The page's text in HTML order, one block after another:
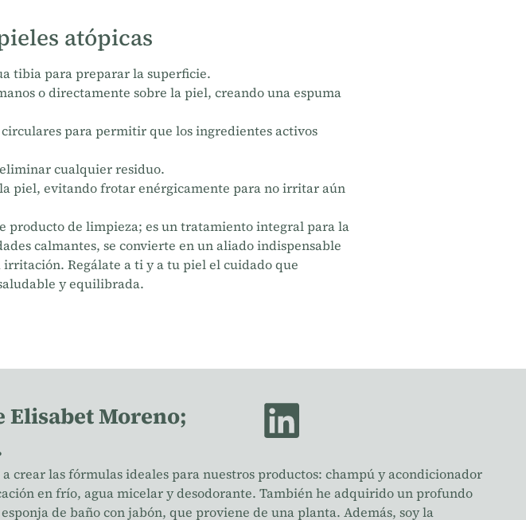
atópicas
tibia para preparar la superficie.
o directamente sobre la piel, creando una espuma
para permitir que los ingredientes activos
cualquier residuo.
piel, evitando frotar enérgicamente para no irritar aún
producto de limpieza; es un tratamiento integral para la
calmantes, se convierte en un aliado indispensable
Regálate a ti y a tu piel el cuidado que
y equilibrada.
Elisabet Moreno;
a crear las fórmulas ideales para nuestros productos: champú y acondicionador
en frío, agua micelar y desodorante. También he adquirido un profundo
de baño con jabón, que proviene de una planta. Además, soy la